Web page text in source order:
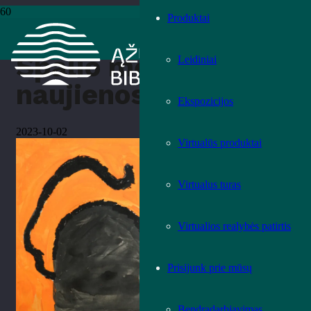
Produktai
Leidiniai
Ekspozicijos
Virtualūs produktai
Virtualus turas
Virtualios realybės patirtis
Prisijunk prie mūsų
Spalio mėnesio naujienos
Spalio mėnesio
naujienos
2023-10-02